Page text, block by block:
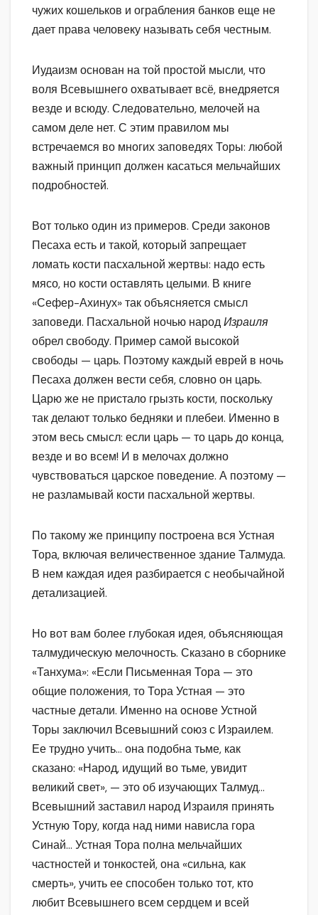
чужих кошельков и ограбления банков еще не
дает права человеку называть себя честным.
Иудаизм основан на той простой мысли, что
воля Всевышнего охватывает всё, внедряется
везде и всюду. Следовательно, мелочей на
самом деле нет. С этим правилом мы
встречаемся во многих заповедях Торы: любой
важный принцип должен касаться мельчайших
подробностей.
Вот только один из примеров. Среди законов
Песаха есть и такой, который запрещает
ломать кости пасхальной жертвы: надо есть
мясо, но кости оставлять целыми. В книге
«Сефер-Ахинух» так объясняется смысл
заповеди. Пасхальной ночью народИзраиля
обрел свободу. Пример самой высокой
свободы — царь. Поэтому каждый еврей в ночь
Песаха должен вести себя, словно он царь.
Царю же не пристало грызть кости, поскольку
так делают только бедняки и плебеи. Именно в
этом весь смысл: если царь — то царь до конца,
везде и во всем! И в мелочах должно
чувствоваться царское поведение. А поэтому —
не разламывай кости пасхальной жертвы.
По такому же принципу построена вся Устная
Тора, включая величественное здание Талмуда.
В нем каждая идея разбирается с необычайной
детализацией.
Но вот вам более глубокая идея, объясняющая
талмудическую мелочность. Сказано в сборнике
«Танхума»: «Если Письменная Тора — это
общие положения, то Тора Устная — это
частные детали. Именно на основе Устной
Торы заключил Всевышний союз с Израилем.
Ее трудно учить… она подобна тьме, как
сказано: «Народ, идущий во тьме, увидит
великий свет», — это об изучающих Талмуд…
Всевышний заставил народ Израиля принять
Устную Тору, когда над ними нависла гора
Синай… Устная Тора полна мельчайших
частностей и тонкостей, она «сильна, как
смерть», учить ее способен только тот, кто
любит Всевышнего всем сердцем и всей